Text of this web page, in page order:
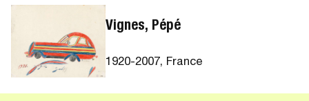
Vignes, Pépé
1920-2007, France